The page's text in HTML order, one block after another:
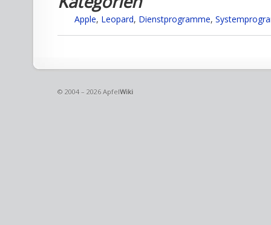
Apple, Leopard, Dienstprogramme,
© 2004 – 2026 ApfelWiki